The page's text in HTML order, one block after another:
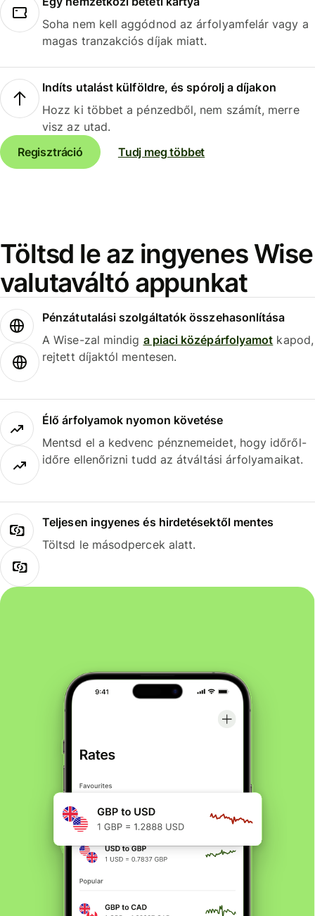
Soha nem kell aggódnod az árfolyamfelár vagy a
magas tranzakciós díjak miatt.
Indíts utalást külföldre, és spórolj a díjakon
Hozz ki többet a pénzedből, nem számít, merre
visz az utad.
Regisztráció
Tudj meg többet
Töltsd le az ingyenes Wise
valutaváltó appunkat
Pénzátutalási szolgáltatók összehasonlítása
A Wise-zal mindig a piaci középárfolyamot kapod,
rejtett díjaktól mentesen.
Élő árfolyamok nyomon követése
Mentsd el a kedvenc pénznemeidet, hogy időről-
időre ellenőrizni tudd az átváltási árfolyamaikat.
Teljesen ingyenes és hirdetésektől mentes
Töltsd le másodpercek alatt.